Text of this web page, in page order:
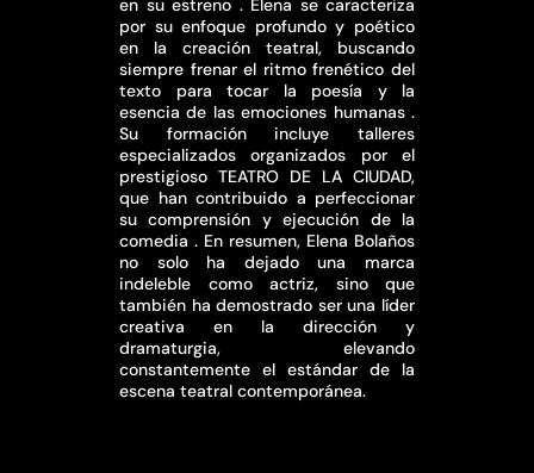
en su estreno . Elena se caracteriza
por su enfoque profundo y poético
en la creación teatral, buscando
siempre frenar el ritmo frenético del
texto para tocar la poesía y la
esencia de las emociones humanas .
Su formación incluye talleres
especializados organizados por el
prestigioso TEATRO DE LA CIUDAD,
que han contribuido a perfeccionar
su comprensión y ejecución de la
comedia . En resumen, Elena Bolaños
no solo ha dejado una marca
indeleble como actriz, sino que
también ha demostrado ser una líder
creativa en la dirección y
dramaturgia, elevando
constantemente el estándar de la
escena teatral contemporánea.